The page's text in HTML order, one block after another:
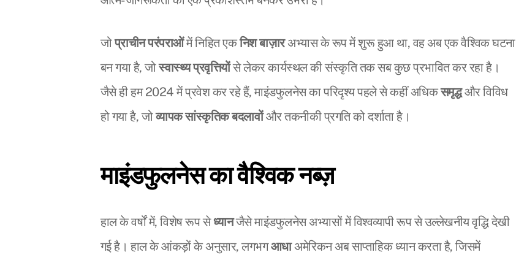
जोप्राचीन परंपराओंमें निहित एकनिश बाज़ारअभ्यास के रूप में शुरू हुआ था, वह अब एक वैश्विक घटना
बन गया है, जोस्वास्थ्य प्रवृत्तियोंसे लेकर कार्यस्थल की संस्कृति तक सब कुछ प्रभावित कर रहा है।
जैसे ही हम 2024 में प्रवेश कर रहे हैं, माइंडफुलनेस का परिदृश्य पहले से कहीं अधिकसमृद्धऔर विविध
हो गया है, जोव्यापक सांस्कृतिक बदलावोंऔर तकनीकी प्रगति को दर्शाता है।
माइंडफुलनेस का वैश्विक नब्ज़
हाल के वर्षों में, विशेष रूप सेध्यानजैसे माइंडफुलनेस अभ्यासों में विश्वव्यापी रूप से उल्लेखनीय वृद्धि देखी
गई है। हाल के आंकड़ों के अनुसार, लगभगआधाअमेरिकन अब साप्ताहिक ध्यान करता है, जिसमें